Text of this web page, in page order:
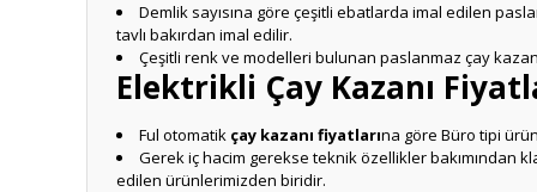
Demlik sayısına göre çeşitli ebatlarda imal edilen
tavlı bakırdan imal edilir.
Çeşitli renk ve modelleri bulunan paslanmaz çay
Elektrikli Çay Kazanı
Ful otomatik çay kazanı fiyatlarına göre Büro tipi
Gerek iç hacim gerekse teknik özellikler bakımından
edilen ürünlerimizden biridir.